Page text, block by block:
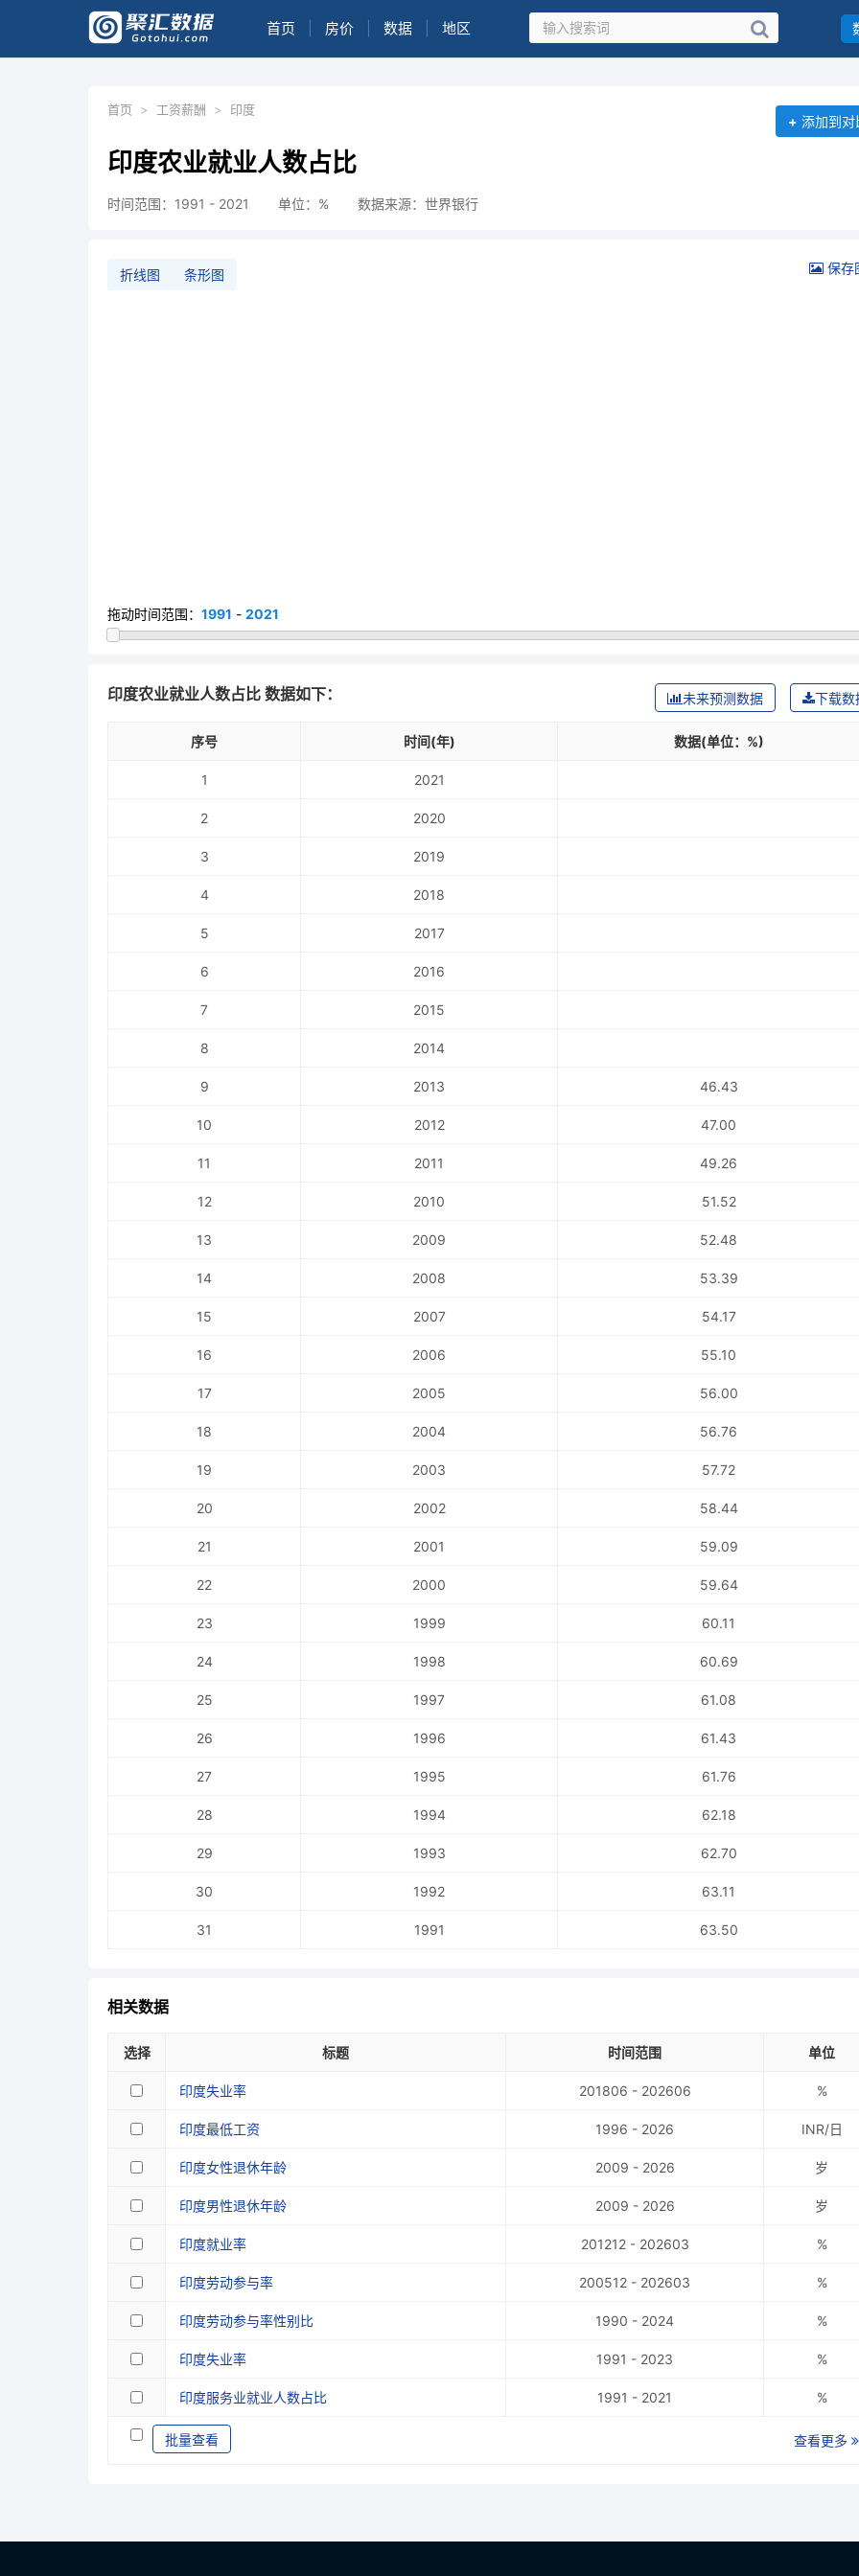
首页 房价 数据 地区
首页 > 工资薪酬 > 印度
印度农业就业人数占比
时间范围：1991 - 2021 单位：% 数据来源：世界银行
+ 添加到对
折线图 条形图 保存
拖动时间范围： 1991 - 2021
印度农业就业人数占比 数据如下： 下载数
未来预测数据
序号 时间(年) 数据(单位：%)
1 2021
2 2020
3 2019
4 2018
5 2017
6 2016
7 2015
8 2014
9 2013 46.43
10 2012 47.00
11 2011 49.26
12 2010 51.52
13 2009 52.48
14 2008 53.39
15 2007 54.17
16 2006 55.10
17 2005 56.00
18 2004 56.76
19 2003 57.72
20 2002 58.44
21 2001 59.09
22 2000 59.64
23 1999 60.11
24 1998 60.69
25 1997 61.08
26 1996 61.43
27 1995 61.76
28 1994 62.18
29 1993 62.70
30 1992 63.11
31 1991 63.50
相关数据
选择 标题 时间范围 单位
印度失业率 201806 - 202606 %
印度最低工资 1996 - 2026 INR/日
印度女性退休年龄 2009 - 2026 岁
印度男性退休年龄 2009 - 2026 岁
印度就业率 201212 - 202603 %
印度劳动参与率 200512 - 202603 %
印度劳动参与率性别比 1990 - 2024 %
印度失业率 1991 - 2023 %
印度服务业就业人数占比 1991 - 2021 %
批量查看 查看更多